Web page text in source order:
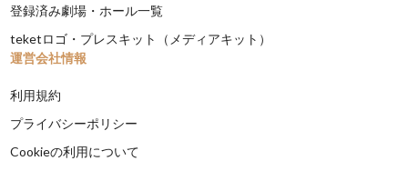
登録済み劇場・ホール一覧
teketロゴ・プレスキット（メディアキット）
運営会社情報
利用規約
プライバシーポリシー
Cookieの利用について